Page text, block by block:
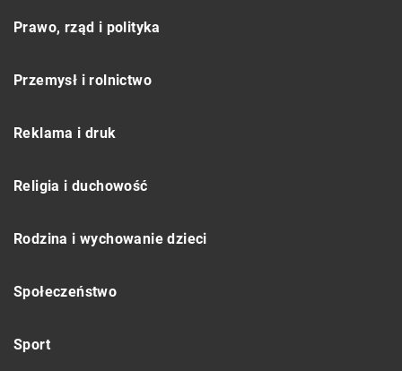
Prawo, rząd i polityka
Przemysł i rolnictwo
Reklama i druk
Religia i duchowość
Rodzina i wychowanie dzieci
Społeczeństwo
Sport